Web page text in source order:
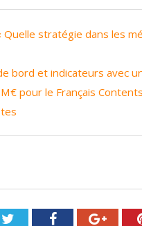
Quelle stratégie dans les
bord et indicateurs avec
pour le Français
TwitterFacebook